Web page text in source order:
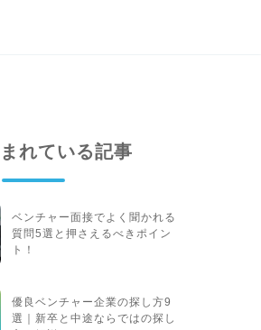
れている記事
ベンチャー面接でよく聞かれる
質問5選と押さえるべきポイン
ト！
優良ベンチャー企業の探し方9
選｜新卒と中途ならではの探し